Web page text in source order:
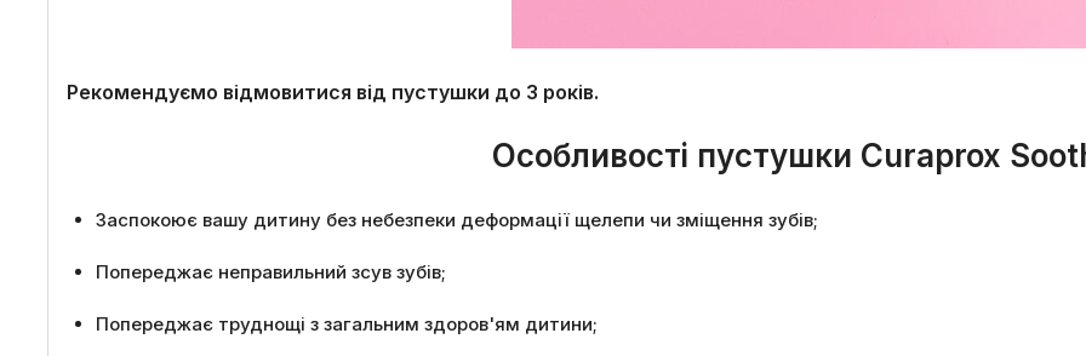
Рекомендуємо відмовитися від пустушки до 3 років.
Особливості пустушки Curaprox
Заспокоює вашу дитину без небезпеки деформації щелепи чи зміщення зубів;
Попереджає неправильний зсув зубів;
Попереджає труднощі з загальним здоров'ям дитини;